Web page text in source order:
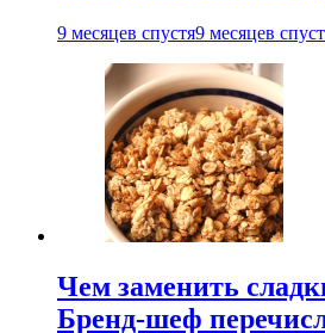
9 месяцев спустя9 месяцев
Чем заменить
Бренд-шеф